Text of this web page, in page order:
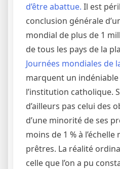
d’être abattue. Il est
conclusion générale
mondial de plus de 1
de tous les pays de la
Journées mondiales de
marquent un
l’institution catholique.
d’ailleurs pas celui des
d’une minorité de ses
moins de 1 % à
prêtres. La réalité
celle que l’on a pu